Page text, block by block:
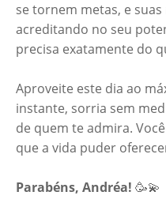
se tornem metas, e
acreditando no seu
precisa exatamente do
Aproveite este dia ao
instante, sorria sem
de quem te admira.
que a vida puder
Parabéns, Andréa! 🥳💫